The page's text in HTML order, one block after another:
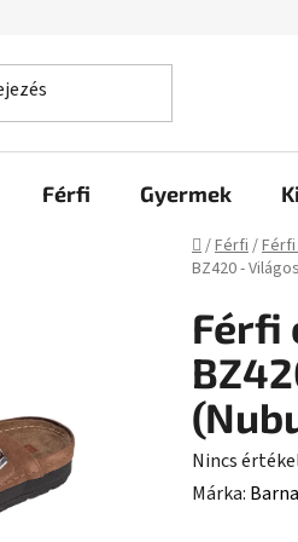
Férfi Gyermek
Kezdőlap
/Férfi/
BZ420 -
Férfi
A
termék
Nincs
Márka: Barna